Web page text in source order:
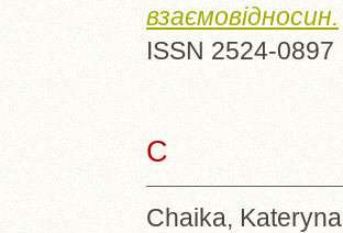
взаємовідносин.
ISSN 2524-0897
C
Chaika, Kateryna